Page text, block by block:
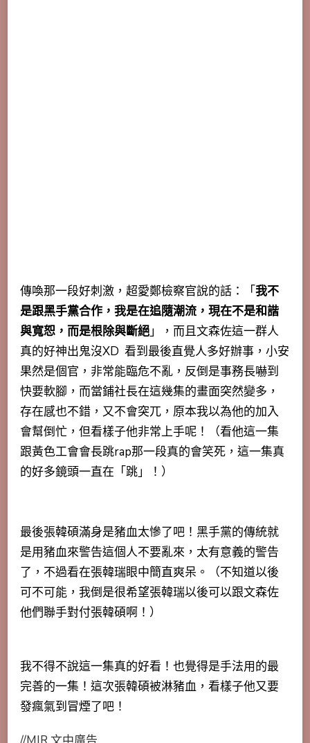
傳喚那一段好刺激，超愛鄭檢察官說的話：「我不
是跟黑手黨合作，我是在追隨潮流，現在不是和諧
與寬恕，而是根除與斷絕」，而且文森佐這一群人
真的好神出鬼沒XD 看到最後直覺人多好辦事，小安
果然是個官，非常能臨危不亂，反倒是事務長嚇到
快要軟腳，而當鋪社長在這幾集的畫面突然變多，
存在感也不錯，又不會突兀，原本我以為他的加入
會幫倒忙，但看樣子他非常上手呢！（看他這一集
跟黃色工會會長跳rap那一段真的會笑死， 這一集真
的好多鏡頭一直在「跳」
！）
最後張韓碩滿身是豬血太慘了吧！黑手黨的傳統就
是用豬血來警告這個人不要亂來，太有意義的警告
了，不過看在張韓瑞眼中簡直爽呆。（不知道以後
可不可能，我倒是很希望張韓瑞以後可以跟文森佐
他們聯手對付張韓碩啊！）
我不得不說這一集真的好看！也覺得是手法用的最
完善的一集！這次張韓碩被淋豬血，看樣子他又要
發瘋氣到冒煙了吧！